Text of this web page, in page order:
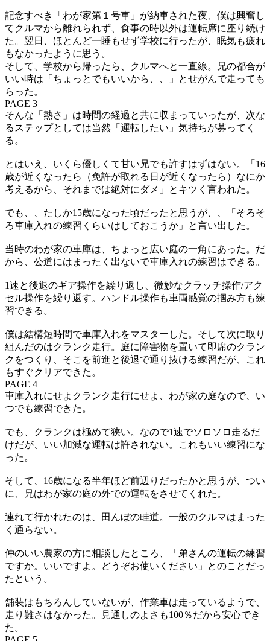
記念すべき「わが家第１号車」が納車された夜、僕は興奮し
てクルマから離れられず、食事の時以外は運転席に座り続け
た。翌日、ほとんど一睡もせず学校に行ったが、眠気も疲れ
もなかったように思う。
そして、学校から帰ったら、クルマへと一直線。兄の都合が
いい時は「ちょっとでもいいから、、」とせがんで走っても
らった。
PAGE 3
そんな「熱さ」は時間の経過と共に収まっていったが、次な
るステップとしては当然「運転したい」気持ちが募ってく
る。
とはいえ、いくら優しくて甘い兄でも許すはずはない。「16
歳が近くなったら（免許が取れる日が近くなったら）なにか
考えるから、それまでは絶対にダメ」とキツく言われた。
でも、、たしか15歳になった頃だったと思うが、、「そろそ
ろ車庫入れの練習くらいはしておこうか」と言い出した。
当時のわが家の車庫は、ちょっと広い庭の一角にあった。だ
から、公道にはまったく出ないで車庫入れの練習はできる。
1速と後退のギア操作を繰り返し、微妙なクラッチ操作/アク
セル操作を繰り返す。ハンドル操作も車両感覚の掴み方も練
習できる。
僕は結構短時間で車庫入れをマスターした。そして次に取り
組んだのはクランク走行。庭に障害物を置いて即席のクラン
クをつくり、そこを前進と後退で通り抜ける練習だが、これ
もすぐクリアできた。
PAGE 4
車庫入れにせよクランク走行にせよ、わが家の庭なので、い
つでも練習できた。
でも、クランクは極めて狭い。なので1速でソロソロ走るだ
けだが、いい加減な運転は許されない。これもいい練習にな
った。
そして、16歳になる半年ほど前辺りだったかと思うが、つい
に、兄はわが家の庭の外での運転をさせてくれた。
連れて行かれたのは、田んぼの畦道。一般のクルマはまった
く通らない。
仲のいい農家の方に相談したところ、「弟さんの運転の練習
ですか。いいですよ。どうぞお使いください」とのことだっ
たという。
舗装はもちろんしていないが、作業車は走っているようで、
走り難さはなかった。見通しのよさも100％だから安心でき
た。